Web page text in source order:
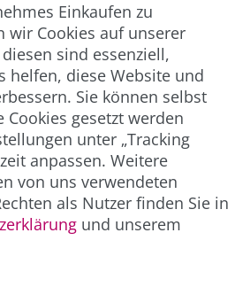
handelt es sich um ein Pflichtfeld.
Einkaufen zu
wir Cookies auf unserer
sind essenziell,
helfen, diese Website und
Sie können selbst
gesetzt werden
unter „Tracking
anpassen. Weitere
von uns verwendeten
als Nutzer finden Sie in
und unserem